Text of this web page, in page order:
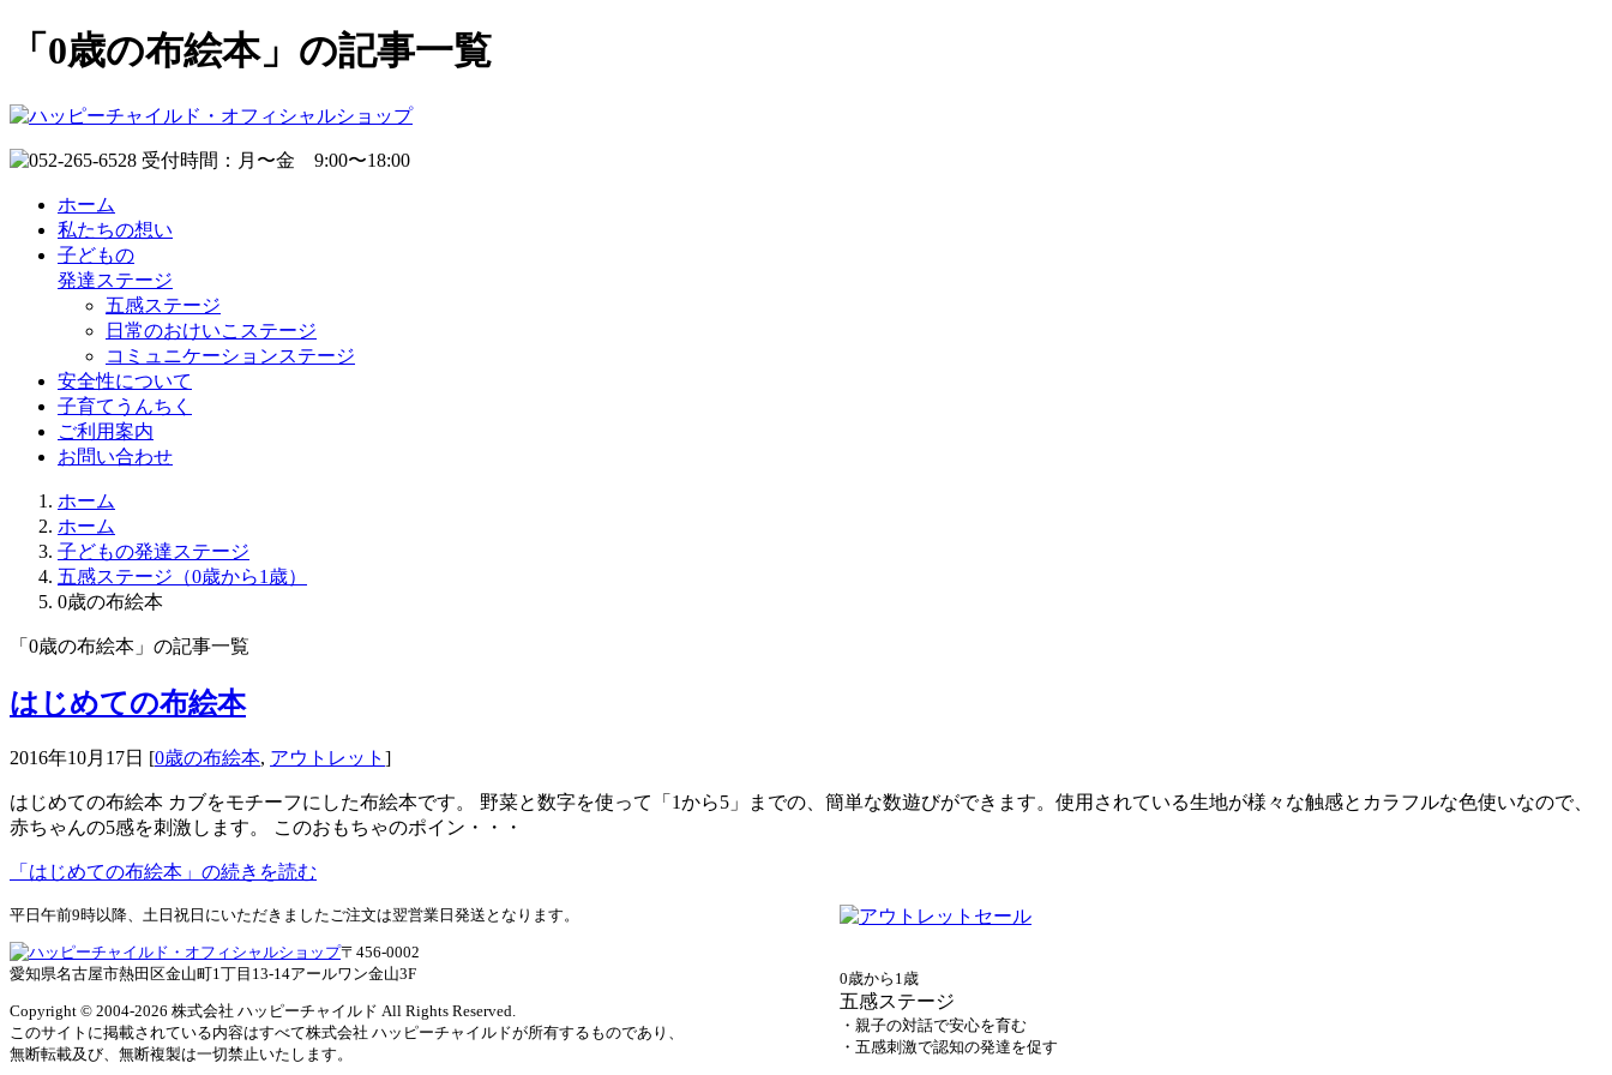
「0歳の布絵本」の記事一覧
ホーム
私たちの想い
子どもの
発達ステージ
五感ステージ
日常のおけいこステージ
コミュニケーションステージ
安全性について
子育てうんちく
ご利用案内
お問い合わせ
ホーム
ホーム
子どもの発達ステージ
五感ステージ（0歳から1歳）
0歳の布絵本
「0歳の布絵本」の記事一覧
はじめての布絵本
2016年10月17日 [0歳の布絵本, アウトレット ]
はじめての布絵本 カブをモチーフにした布絵本です。 野菜と数字を使って「1から5」までの、簡単な数遊びができます。使用されている生地が様々な触感とカラフルな色使いなので、
赤ちゃんの5感を刺激します。 このおもちゃのポイン・・・
「はじめての布絵本」の続きを読む
0歳から1歳
五感ステージ
・親子の対話で安心を育む
・五感刺激で認知の発達を促す
平日午前9時以降、土日祝日にいただきましたご注文は翌営業日発送となります。
〒456-0002
愛知県名古屋市熱田区金山町1丁目13-14アールワン金山3F
Copyright © 2004-2026 株式会社 ハッピーチャイルド All Rights Reserved.
このサイトに掲載されている内容はすべて株式会社 ハッピーチャイルドが所有するものであり、
無断転載及び、無断複製は一切禁止いたします。